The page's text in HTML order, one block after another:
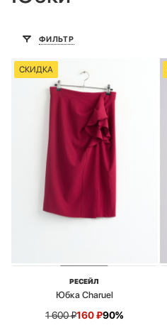
ФИЛЬТР
СКИДКА
РЕСЕЙЛ
Юбка Charuel
1 600₽160₽90%